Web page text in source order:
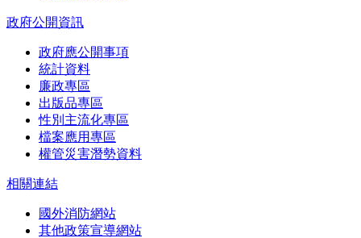
政府公開資訊
政府應公開事項
統計資料
廉政專區
出版品專區
性別主流化專區
檔案應用專區
權管災害潛勢資料
相關連結
國外消防網站
其他政策宣導網站